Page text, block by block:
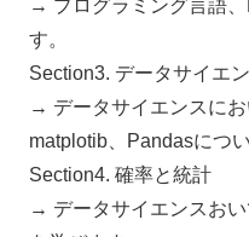
→ プログラミング言語
す。
Section3. データサイエ
→ データサイエンスにお
matplotib、Pandasにつ
Section4. 確率と統計
→ データサイエンスお